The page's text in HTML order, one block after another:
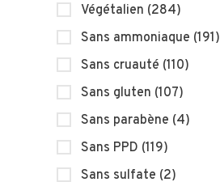
Végétalien (284)
Sans ammoniaque (191)
Sans cruauté (110)
Sans gluten (107)
Sans parabène (4)
Sans PPD (119)
Sans sulfate (2)